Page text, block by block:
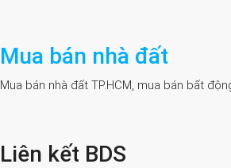
Mua bán nhà đất
Mua bán nhà đất TP.HCM, mua bán bất
Liên kết BDS